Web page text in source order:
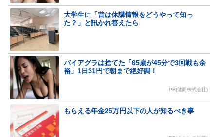
大学生に「昔は休講情報をどうやって知っ
た？」と訊かれ答えたら
バイアグラは捨てた「65歳が45分で3回戦も余
裕」1日31円で朝まで絶好調！
PR(健商株式会社)
もらえる年金25万円以下の人が知るべき事